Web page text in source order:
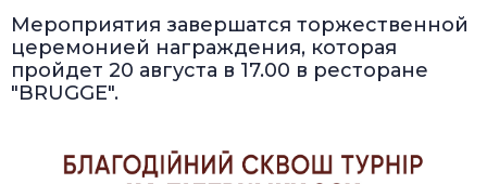
Мероприятия завершатся торжественной
церемонией награждения, которая
пройдет 20 августа в 17.00 в ресторане
"BRUGGE".